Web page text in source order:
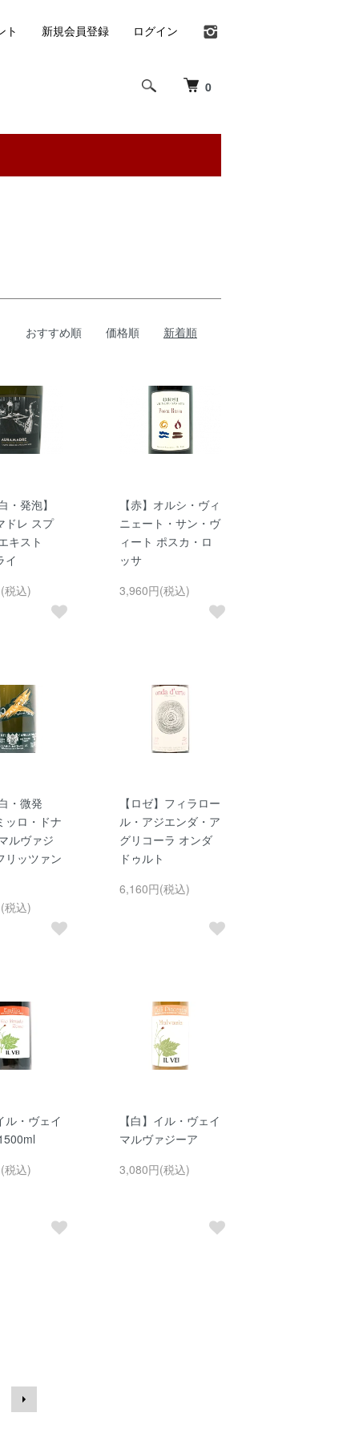
0
ト 新規会員登録 ログイン
おすすめ順 価格順 新着順
・発泡】
ドレ スプ
キスト
イ
税込)
【赤】オルシ・ヴィ
ニェート・サン・ヴ
ィート ポスカ・ロ
ッサ
3,960円(税込)
・微発
ッロ・ドナ
ルヴァジ
リッツァン
税込)
【ロゼ】フィラロー
ル・アジエンダ・ア
グリコーラ オンダ
ドゥルト
6,160円(税込)
ル・ヴェイ
税込)
【白】イル・ヴェイ
マルヴァジーア
3,080円(税込)